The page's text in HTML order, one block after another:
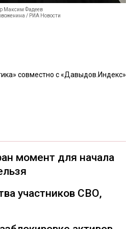
Максим Фадеев
/ РИА Новости
совместно с «Давыдов.Индекс»
момент для начала
участников СВО,